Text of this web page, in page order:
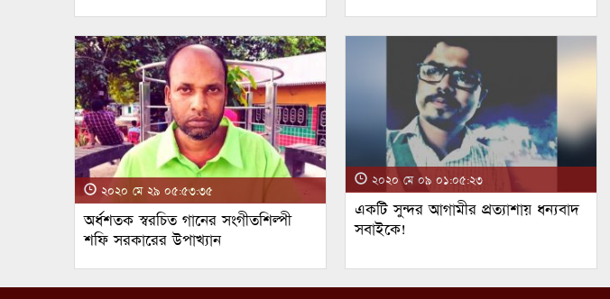
২০২০ মে ২৯ ০৫:৫৩:৩৫
অর্ধশতক স্বরচিত গানের সংগীতশিল্পী
শফি সরকারের উপাখ্যান
২০২০ মে ০৯ ০১:০৫:২৩
একটি সুন্দর আগামীর প্রত্যাশায় ধন্যবাদ
সবাইকে!